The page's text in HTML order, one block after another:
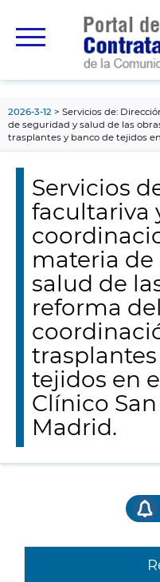
principal
2026-3-12
Servicios de:
de seguridad y salud de las
trasplantes y banco de tejidos
Servicios
facultariva
materia
salud de
reforma
tejidos en
Clínico
Madrid.